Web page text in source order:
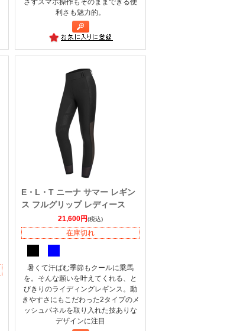
利さも魅力的。
E・L・T ニーナ サマー レギン
ス フルグリップ レディース
21,600円(税込)
在庫切れ
暑くて汗ばむ季節もクールに乗馬
を。そんな願いを叶えてくれる、と
びきりのライディングレギンス。動
きやすさにもこだわった2タイプのメ
ッシュパネルを取り入れた技ありな
デザインに注目